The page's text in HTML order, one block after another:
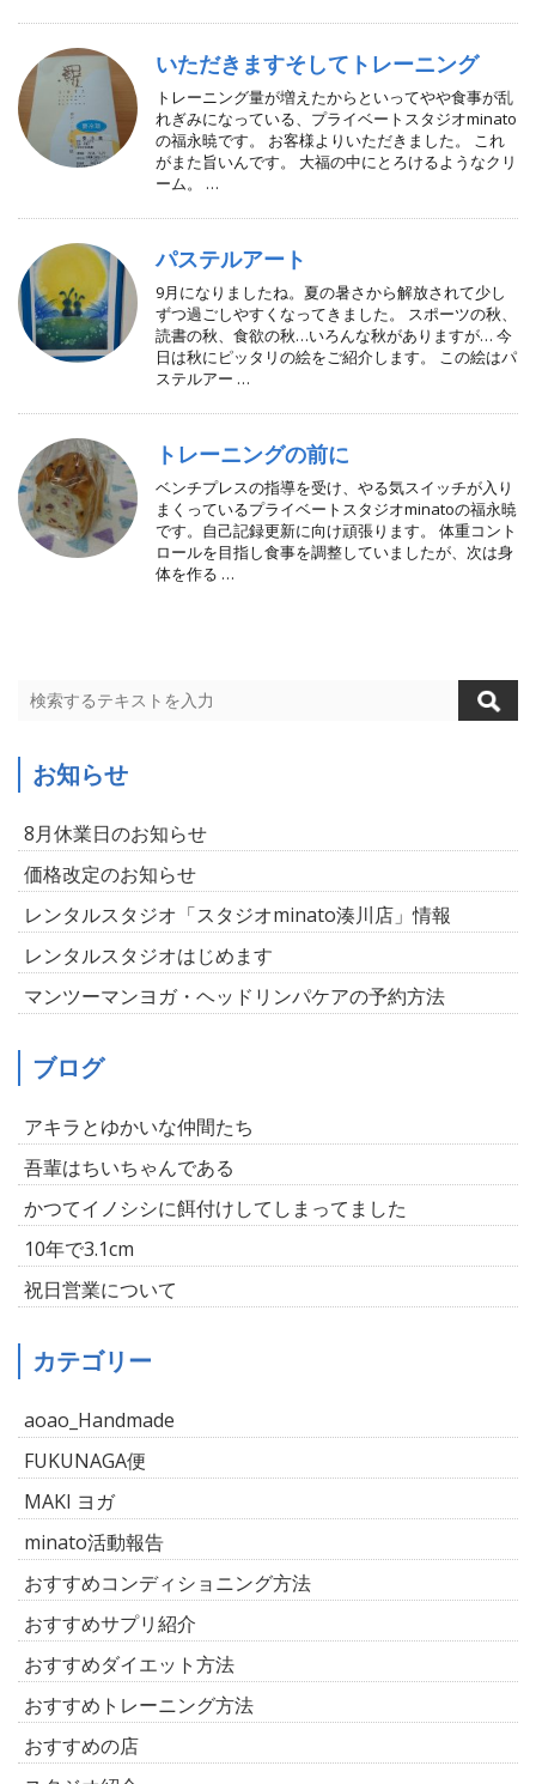
いただきますそしてトレーニング
トレーニング量が増えたからといってやや食事が乱
れぎみになっている、プライベートスタジオminato
の福永暁です。 お客様よりいただきました。 これ
がまた旨いんです。 大福の中にとろけるようなクリ
ーム。 …
パステルアート
9月になりましたね。夏の暑さから解放されて少し
ずつ過ごしやすくなってきました。 スポーツの秋、
読書の秋、食欲の秋…いろんな秋がありますが… 今
日は秋にピッタリの絵をご紹介します。 この絵はパ
ステルアー …
トレーニングの前に
ベンチプレスの指導を受け、やる気スイッチが入り
まくっているプライベートスタジオminatoの福永暁
です。自己記録更新に向け頑張ります。 体重コント
ロールを目指し食事を調整していましたが、次は身
体を作る …
お知らせ
8月休業日のお知らせ
価格改定のお知らせ
レンタルスタジオ「スタジオminato湊川店」情報
レンタルスタジオはじめます
マンツーマンヨガ・ヘッドリンパケアの予約方法
ブログ
アキラとゆかいな仲間たち
吾輩はちいちゃんである
かつてイノシシに餌付けしてしまってました
10年で3.1cm
祝日営業について
カテゴリー
aoao_Handmade
FUKUNAGA便
MAKI ヨガ
minato活動報告
おすすめコンディショニング方法
おすすめサプリ紹介
おすすめダイエット方法
おすすめトレーニング方法
おすすめの店